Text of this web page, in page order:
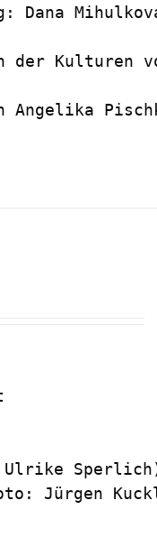
Dana
der Kulturen
Angelika
Ulrike
Jürgen